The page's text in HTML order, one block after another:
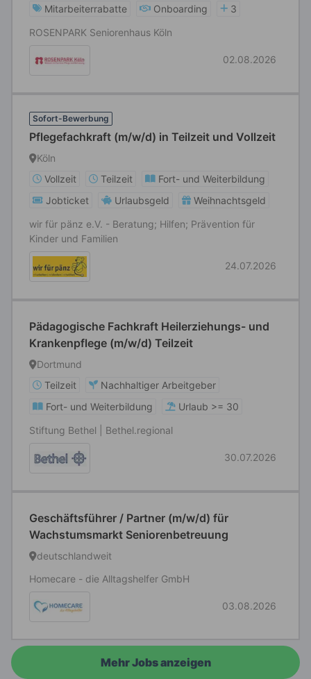
Mitarbeiterrabatte
Onboarding
3
ROSENPARK Seniorenhaus Köln
02.08.2026
Sofort-Bewerbung
Pflegefachkraft (m/w/d) in Teilzeit und Vollzeit
Köln
Vollzeit
Teilzeit
Fort- und Weiterbildung
Jobticket
Urlaubsgeld
Weihnachtsgeld
wir für pänz e.V. - Beratung; Hilfen; Prävention für
Kinder und Familien
24.07.2026
Pädagogische Fachkraft Heilerziehungs- und
Krankenpflege (m/w/d) Teilzeit
Dortmund
Teilzeit
Nachhaltiger Arbeitgeber
Fort- und Weiterbildung
Urlaub >= 30
Stiftung Bethel | Bethel.regional
30.07.2026
Geschäftsführer / Partner (m/w/d) für
Wachstumsmarkt Seniorenbetreuung
deutschlandweit
Homecare - die Alltagshelfer GmbH
03.08.2026
Mehr Jobs anzeigen